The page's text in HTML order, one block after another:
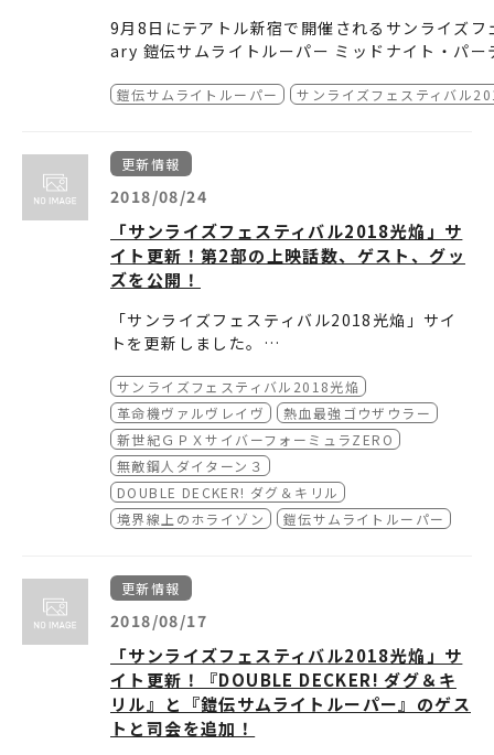
9月8日にテアトル新宿で開催されるサンライズ
ary 鎧伝サムライトルーパー ミッドナイト・パ
・22：00～23：00 トークショー
・23：05～5：10 上映（途中休憩あり）
※予告編なし／本編からの上映となります。
【登壇者】
ゲスト：竹村拓（羽柴 当麻役）、佐々木望（毛利
司会：南波健一郎
※登壇者は予告なく変更する場合がございます。
【料金】
4,300円（均一）
※各種招待券・株主優待券・株主優待割引・各種
【チケット販売方法】
9月3日（月）劇場窓口オープン時（9:00）より
※混雑状況等により販売開始時刻は前後する場合
※窓口の営業時間は当館開館時刻から最終回上映
※マスコミの撮影が入る場合がございます。 そ
ございますこと予めご了承下さい。
※オンライン販売、お電話でのご予約は承ってお
※先着順での販売となるため、規定枚数に達し次
※ご購入･お引換後のチケットの変更や払い戻し
※ご鑑賞いただく場所は当日のスタッフがご指示
※場内での撮影、録音は固くお断りいたします。
※天候、災害、登壇者都合、その他やむを得ない
る場合がございます。予めご了承ください。
････････････････････････････････････････
テアトル新宿 TEL：03-3352-1846
（混雑時・営業時間外はテープでのご案内となり
鎧伝サムライトルーパー サンライズフェスティバル
更新情報
2018/08/24
「サンライズフェスティバル2018光焔」サ
イト更新！第2部の上映話数、ゲスト、グッ
ズを公開！
「サンライズフェスティバル2018光焔」サイ
トを更新しました。
て、情報を大幅追加！
・ゲスト 追加
・上映話数 追加
・入場者特典 追加
■9/4 熱血最強ゴウザウラー
・上映話数案内 追加
■9/5新世紀GPXサイバーフォーミュラZERO
・上映話数 追加
■9/6無敵鋼人ダイターン3
・ゲスト 追加
第2部ラインナップを公開
第2部通常上映のチケットは8月26日(日)0:00A
Mより販売開始です！
サンライズフェスティバル2018光焔
革命機ヴァルヴレイヴ
熱血最強ゴウザウラー
新世紀ＧＰＸサイバーフォーミュラZERO
無敵鋼人ダイターン３
DOUBLE DECKER! ダグ＆キリル
境界線上のホライゾン
鎧伝サムライトルーパー
更新情報
2018/08/17
「サンライズフェスティバル2018光焔」サ
イト更新！『DOUBLE DECKER! ダグ＆キ
リル』と『鎧伝サムライトルーパー』のゲス
トと司会を追加！